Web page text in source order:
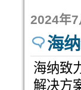
2024年7
海
海纳致
解决方